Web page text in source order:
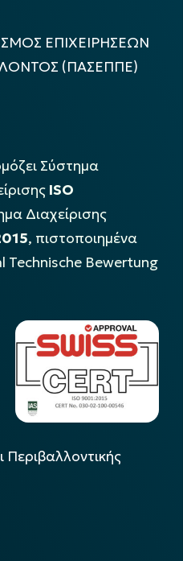
ΕΠΙΧΕΙΡΗΣΕΩΝ
(ΠΑΣΕΠΠΕ)
Σύστημα
ISO
Διαχείρισης
, πιστοποιημένα
Technische Bewertung
Περιβαλλοντικής